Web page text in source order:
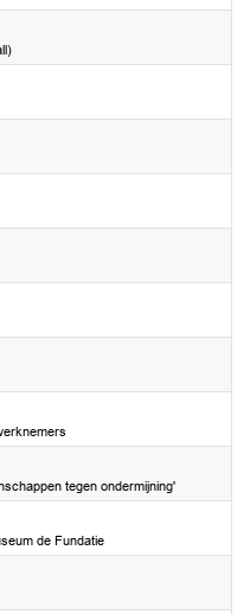
tegen ondermijning'
de Fundatie